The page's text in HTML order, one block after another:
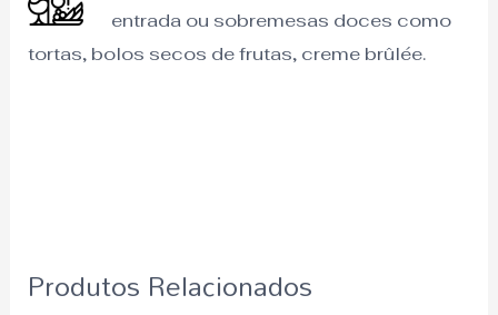
entrada ou sobremesas doces como
tortas, bolos secos de frutas, creme brûlée.
Produtos Relacionados